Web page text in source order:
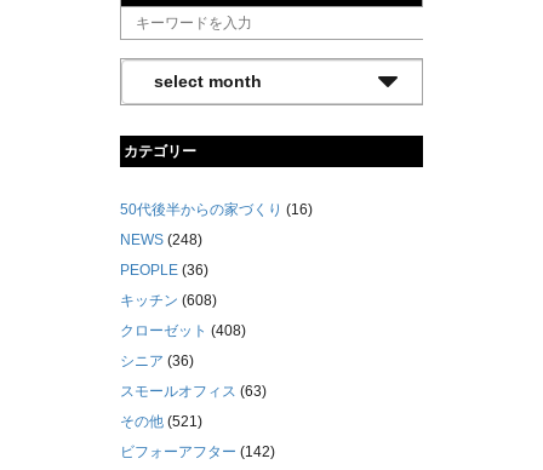
カテゴリー
50代後半からの家づくり (16)
NEWS (248)
PEOPLE (36)
キッチン (608)
クローゼット (408)
シニア (36)
スモールオフィス (63)
その他 (521)
ビフォーアフター (142)